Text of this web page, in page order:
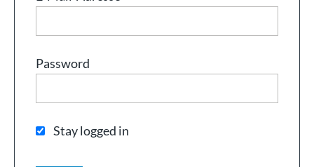
Password
Stay logged in